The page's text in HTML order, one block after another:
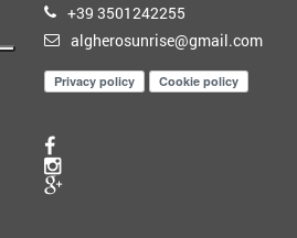
+39 3501242255
algherosunrise@gmail.com
Privacy policy Cookie policy